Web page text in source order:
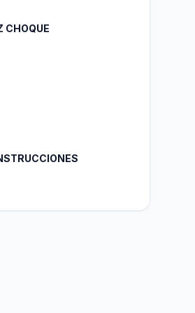
CHOQUE